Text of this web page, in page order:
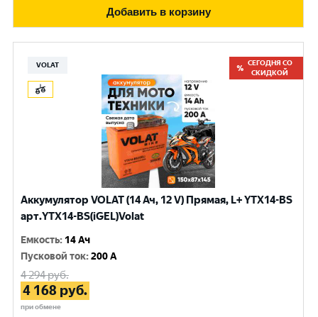
Добавить в корзину
VOLAT
СЕГОДНЯ СО
СКИДКОЙ
Аккумулятор VOLAT (14 Ач, 12 V) Прямая, L+ YTX14-BS
арт.YTX14-BS(iGEL)Volat
Емкость: 14 Ач
Пусковой ток:200 A
4 294руб.
4 168 руб.
при обмене